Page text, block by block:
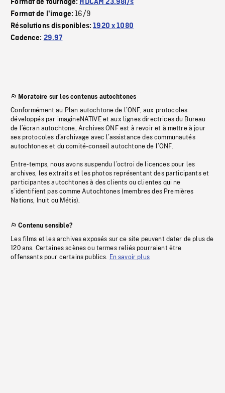
Format de tournage: HDCAM 23.98i/s
Format de l'image:16/9
Résolutions disponibles:1920 x 1080
Cadence: 29.97
Moratoire sur les contenus autochtones
Conformément au Plan autochtone de l’ONF, aux protocoles
développés par imagineNATIVE et aux lignes directrices du Bureau
de l’écran autochtone, Archives ONF est à revoir et à mettre à jour
ses protocoles d’archivage avec l’assistance des communautés
autochtones et du comité-conseil autochtone de l’ONF.
Entre-temps, nous avons suspendu l’octroi de licences pour les
archives, les extraits et les photos représentant des participants et
participantes autochtones à des clients ou clientes qui ne
s’identifient pas comme Autochtones (membres des Premières
Nations, Inuit ou Métis).
Contenu sensible?
Les films et les archives exposés sur ce site peuvent dater de plus de
120 ans. Certaines scènes ou termes reliés pourraient être
offensants pour certains publics. En savoir plus